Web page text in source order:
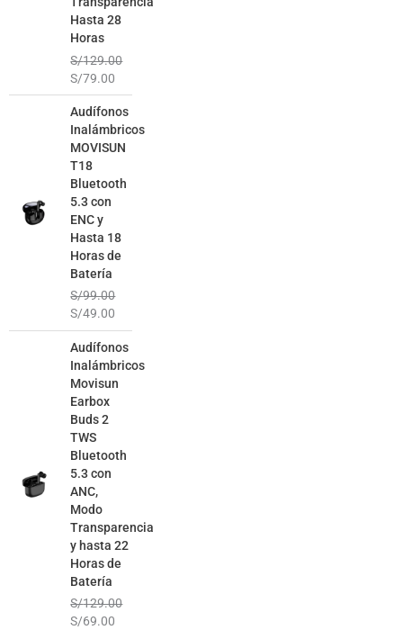
Hasta 28
Horas
S/129.00
S/79.00
Audífonos
Inalámbricos
MOVISUN
T18
Bluetooth
5.3 con
ENC y
Hasta 18
Horas de
Batería
S/99.00
precio
S/99.00.
S/49.00
precio
S/49.00.
Audífonos
Inalámbricos
Movisun
Earbox
Buds 2
TWS
Bluetooth
5.3 con
ANC,
Modo
Transparencia
y hasta 22
Horas de
Batería
S/129.00
precio
original
era:
S/129.00.
S/69.00
precio